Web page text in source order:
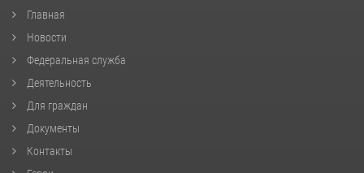
Главная
Новости
Федеральная служба
Деятельность
Для граждан
Документы
Контакты